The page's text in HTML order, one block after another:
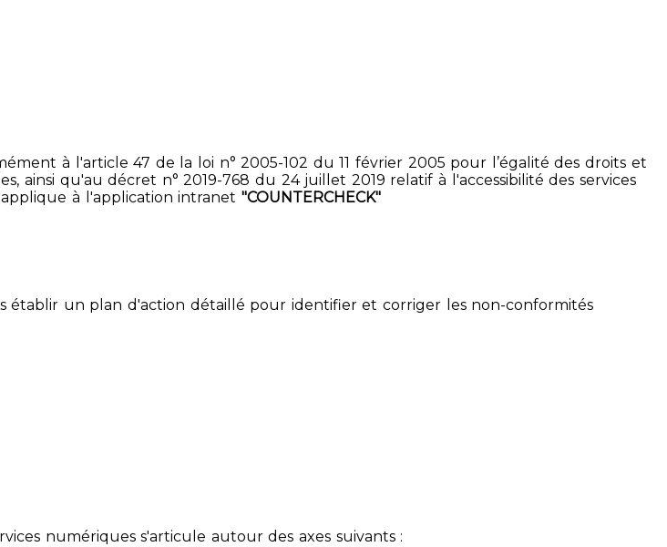
à l'article 47 de la loi n° 2005-102 du 11 février 2005 pour l’égalité des droits et
ainsi qu'au décret n° 2019-768 du 24 juillet 2019 relatif à l'accessibilité des services
à l'application intranet "COUNTERCHECK"
établir un plan d'action détaillé pour identifier et corriger les non-conformités
numériques s'articule autour des axes suivants :